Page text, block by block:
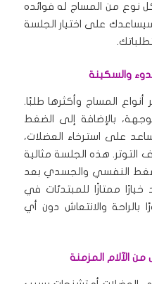
نوع من المساج له فوائده
سيساعدك على اختيار الجلسة
والسكينة
المساج وأكثرها طلبًا.
بالإضافة إلى الضغط
على استرخاء العضلات،
التوتر. هذه الجلسة مثالية
النفسي والجسدي بعد
ممتازًا للمبتدئات في
والانتعاش دون أي
الآلام المزمنة